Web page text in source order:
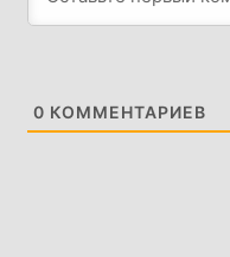
0 КОММЕНТАРИЕВ